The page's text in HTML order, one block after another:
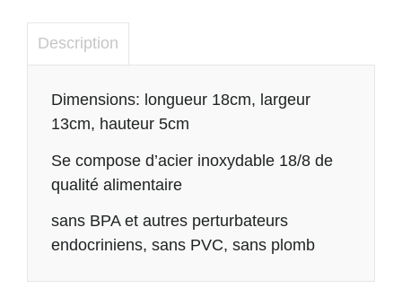
Description
Description
Dimensions: longueur 18cm, largeur
13cm, hauteur 5cm
Se compose d’acier inoxydable 18/8 de
qualité alimentaire
sans BPA et autres perturbateurs
endocriniens, sans PVC, sans plomb